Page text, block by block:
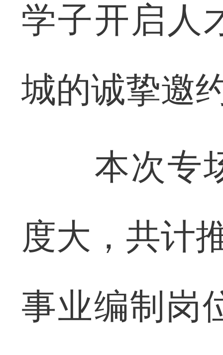
学子开启人
城的诚挚邀
本次专场
度大，共计
事业编制岗